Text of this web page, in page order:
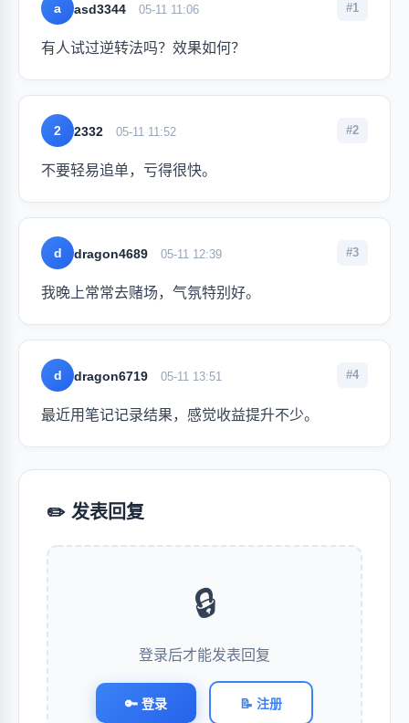
a asd3344 05-11 11:06 #1
有人试过逆转法吗？效果如何？
2 2332 05-11 11:52 #2
不要轻易追单，亏得很快。
d dragon4689 05-11 12:39 #3
我晚上常常去赌场，气氛特别好。
d dragon6719 05-11 13:51 #4
最近用笔记记录结果，感觉收益提升不少。
✏️ 发表回复
🔒
登录后才能发表回复
🔑 登录 📝 注册